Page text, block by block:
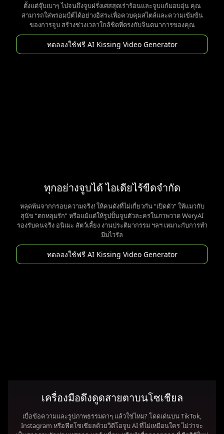
ตั้งแต่จุ๊บเบาๆ ไปจนถึงจูบฝรั่งเศสสุดเร่าร้อนและจูบแก้มอบอุ่น คุณ
สามารถใส่พรอมป์ต์ได้อย่างอิสระเพื่อควบคุมสไตล์และความเข้มข้น
ของการจูบ สร้างช่วงเวลาใกล้ชิดที่ตรงกับจินตนาการของคุณ
ทดลองใช้ฟรี AI Kissing Video Generator
ทุกอย่างจูบได้ ไอเดียไร้ขีดจำกัด
หลุดพ้นจากกรอบความจริง! ให้คนดังที่ไม่เกี่ยวกัน “เปิดตัว” ให้แมวกับ
สุนัข “ตกหลุมรัก” หรือแม้แต่ให้รูปปั้นจูบตัวละครในภาพวาด WeryAI
รองรับคนจริง อนิเมะ สัตว์เลี้ยง งานประติมากรรม ฯลฯ เหมาะกับการทำ
มีมไวรัล
ทดลองใช้ฟรี AI Kissing Video Generator
เครื่องมือดึงดูดสายตาบนโซเชียล
เบื่อข้อความและรูปภาพธรรมดาๆ แล้วใช่ไหม? โดดเด่นบน TikTok,
Instagram หรือฟีดโซเชียลด้วยวิดีโอจูบ AI ที่ไม่เหมือนใคร ไม่ว่าจะ